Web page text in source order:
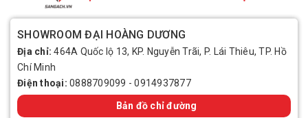
SHOWROOM ĐẠI HOÀNG DƯƠNG
Địa chỉ:464A Quốc lộ 13, KP. Nguyễn Trãi, P. Lái Thiêu, TP. Hồ
Chí Minh
Điện thoại: 0888709099 -0914937877
Bản đồ chỉ đường